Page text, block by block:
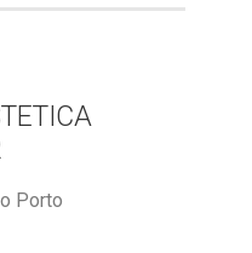
Porto